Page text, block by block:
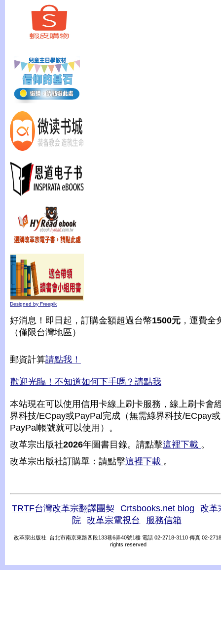
Designed by Freepik
好消息！即日起，訂購金額超過台幣1500元 ，運費全
（僅限台灣地區）
郵資計算請點我！
歡迎光臨！不知道如何下手嗎？請點我
本站現在可以使用信用卡線上刷卡服務，線上刷卡會
界科技/ECpay或PayPal完成（無需綠界科技/ECpay或
PayPal帳號就可以使用）。
改革宗出版社2026年圖書目錄。請點擊這裡下載 。
改革宗出版社訂購單：請點擊這裡下載 。
TRTF台灣改革宗翻譯團契 Crtsbooks.net blog
改革
院
改革宗電視台 服務信箱
改革宗出版社 台北市南京東路四段133巷6弄40號1樓 電話 02-2718-3110 傳真 02-
rights reserved